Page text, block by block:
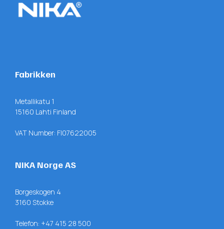
Fabrikken
Metallikatu 1
15160 Lahti Finland
VAT Number: FI07622005
NIKA Norge AS
Borgeskogen 4
3160 Stokke
Telefon: +47 415 28 500